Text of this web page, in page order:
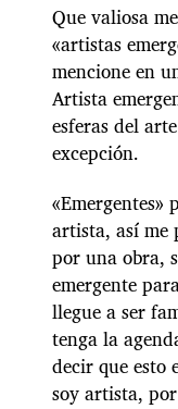
Que valiosa
«artistas
mencione en
Artista
esferas del
excepción.
«Emergentes»
artista, así me
por una obra,
emergente
llegue a ser
tenga la
decir que esto
soy artista,